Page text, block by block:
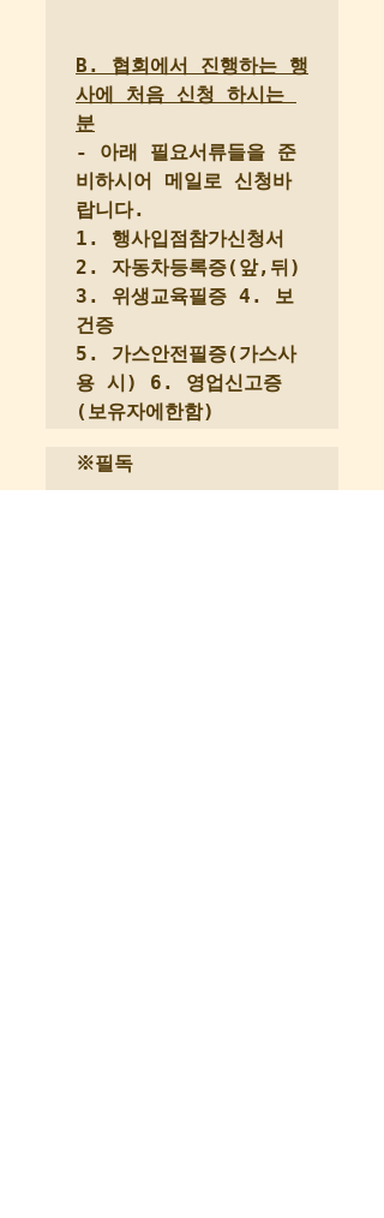
B. 협회에서 진행하는 행
사에 처음 신청 하시는
분
- 아래 필요서류들을 준
비하시어 메일로 신청바
랍니다.
1. 행사입점참가신청서
2. 자동차등록증(앞,뒤)
3. 위생교육필증 4. 보
건증
5. 가스안전필증(가스사
용 시) 6. 영업신고증
(보유자에한함)
※필독